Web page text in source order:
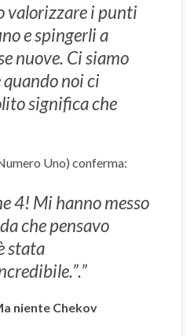
valorizzare i punti
e spingerli a
nuove. Ci siamo
noi ci
significa che
Uno) conferma:
4! Mi hanno messo
che pensavo
stata
niente Chekov